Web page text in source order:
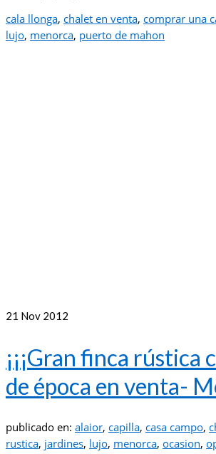
cala llonga, chalet en venta, comprar una
lujo, menorca, puerto de mahon
21 Nov 2012
¡¡¡Gran finca rústica
de época en venta-
publicado en: alaior, capilla, casa campo,
rustica, jardines, lujo, menorca, ocasion,